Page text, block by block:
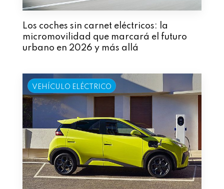
Los coches sin carnet eléctricos: la
micromovilidad que marcará el futuro
urbano en 2026 y más allá
VEHÍCULO ELÉCTRICO